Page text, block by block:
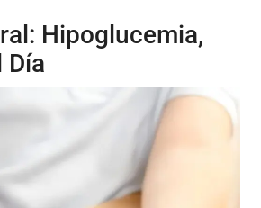
Hipoglucemia,
Día